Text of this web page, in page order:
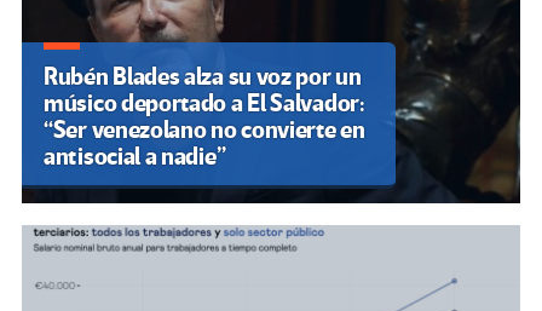
Rubén Blades alza su voz por un
músico deportado a El Salvador:
“Ser venezolano no convierte en
antisocial a nadie”